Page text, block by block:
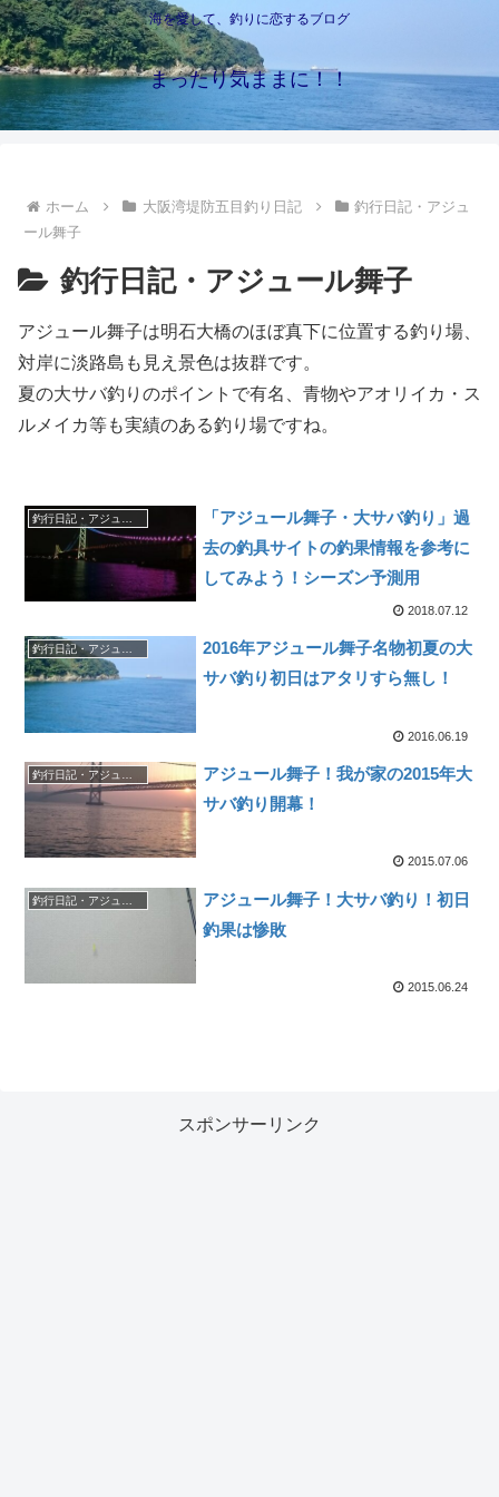
海を愛して、釣りに恋するブログ
まったり気ままに！！
ホーム 大阪湾堤防五目釣り日記
釣行日記・アジュ
ール舞子
釣行日記・アジュール舞子
アジュール舞子は明石大橋のほぼ真下に位置する釣り場、
対岸に淡路島も見え景色は抜群です。
夏の大サバ釣りのポイントで有名、青物やアオリイカ・ス
ルメイカ等も実績のある釣り場ですね。
「アジュール舞子・大サバ釣り」過
去の釣具サイトの釣果情報を参考に
してみよう！シーズン予測用
2018.07.12
釣行日記・アジュール舞子
2016年アジュール舞子名物初夏の大
サバ釣り初日はアタリすら無し！
2016.06.19
アジュール舞子！我が家の2015年大
サバ釣り開幕！
2015.07.06
アジュール舞子！大サバ釣り！初日
釣果は惨敗
2015.06.24
スポンサーリンク